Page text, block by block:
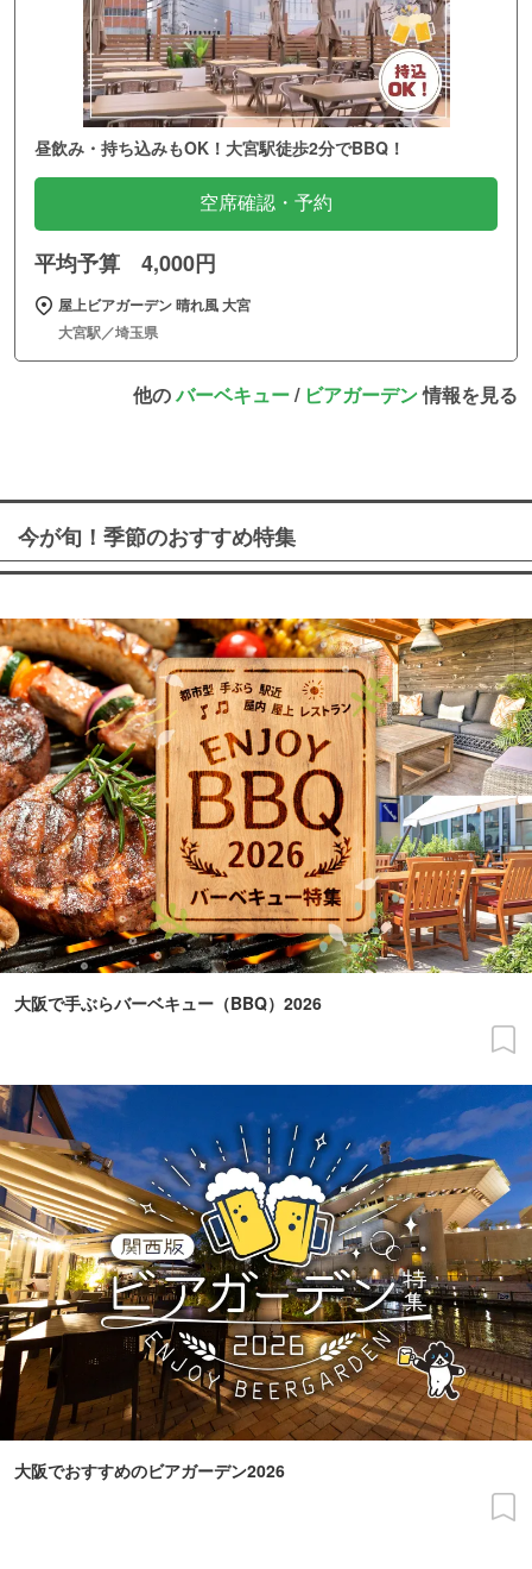
昼飲み・持ち込みもOK！大宮駅徒歩2分でBBQ！
空席確認・予約
平均予算 4,000円
屋上ビアガーデン 晴れ風 大宮
大宮駅／埼玉県
他のバーベキュー/ ビアガーデン情報を見る
今が旬！季節のおすすめ特集
大阪で手ぶらバーベキュー（BBQ）2026
大阪でおすすめのビアガーデン2026